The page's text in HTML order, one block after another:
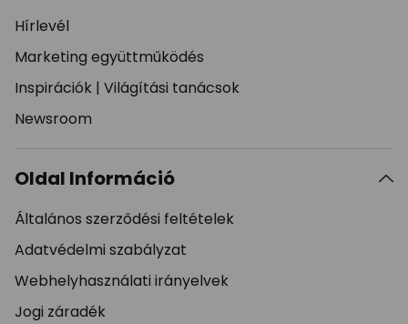
Hírlevél
Marketing együttműködés
Inspirációk | Világítási tanácsok
Newsroom
Oldal Információ
Általános szerződési feltételek
Adatvédelmi szabályzat
Webhelyhasználati irányelvek
Jogi záradék